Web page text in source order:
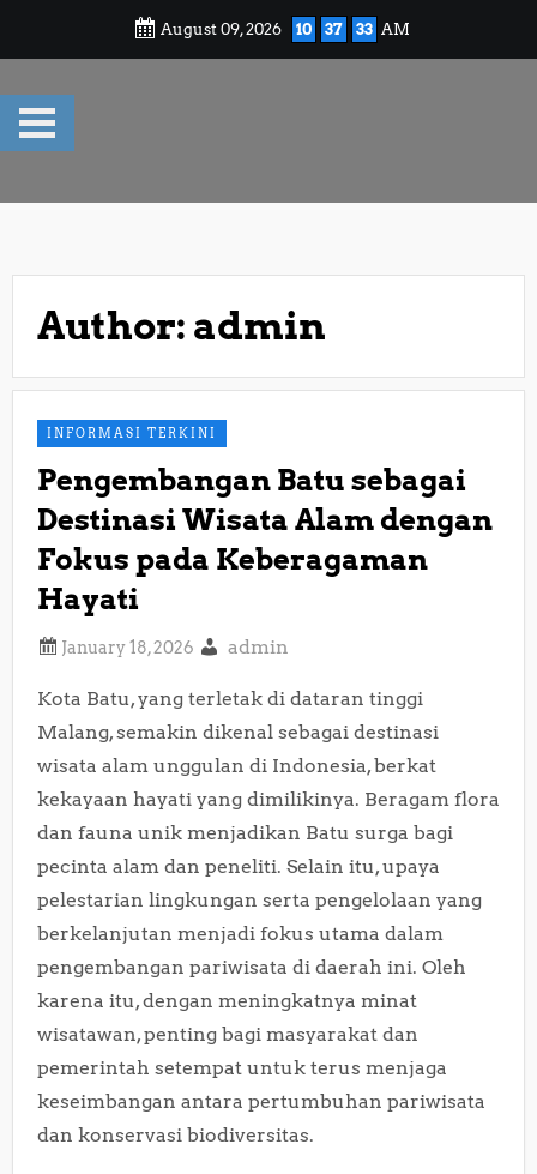
August 09, 2026 10 37 34 AM
Author: admin
INFORMASI TERKINI
Pengembangan Batu sebagai
Destinasi Wisata Alam dengan
Fokus pada Keberagaman
Hayati
admin
Kota Batu, yang terletak di dataran tinggi
Malang, semakin dikenal sebagai destinasi
wisata alam unggulan di Indonesia, berkat
kekayaan hayati yang dimilikinya. Beragam flora
dan fauna unik menjadikan Batu surga bagi
pecinta alam dan peneliti. Selain itu, upaya
pelestarian lingkungan serta pengelolaan yang
berkelanjutan menjadi fokus utama dalam
pengembangan pariwisata di daerah ini. Oleh
karena itu, dengan meningkatnya minat
wisatawan, penting bagi masyarakat dan
pemerintah setempat untuk terus menjaga
keseimbangan antara pertumbuhan pariwisata
dan konservasi biodiversitas.